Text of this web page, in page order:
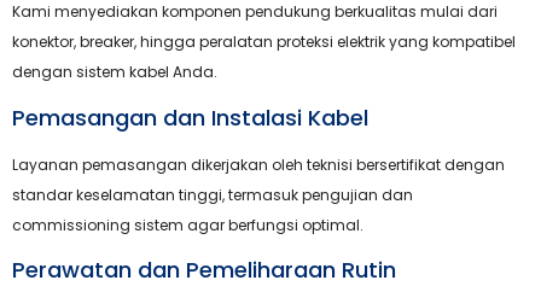
Kami menyediakan komponen pendukung berkualitas mulai dari
konektor, breaker, hingga peralatan proteksi elektrik yang kompatibel
dengan sistem kabel Anda.
Pemasangan dan Instalasi Kabel
Layanan pemasangan dikerjakan oleh teknisi bersertifikat dengan
standar keselamatan tinggi, termasuk pengujian dan
commissioning sistem agar berfungsi optimal.
Perawatan dan Pemeliharaan Rutin